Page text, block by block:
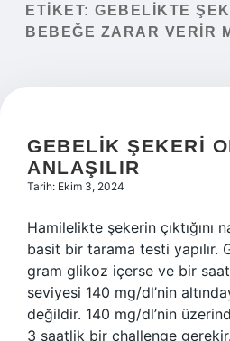
Yasal Uyarı
ETIKET: GEBELIKTE
BEBEĞE ZARAR VERIR
GEBELIK ŞEKERI
ANLAŞILIR
Tarih: Ekim 3, 2024
Hamilelikte şekerin çıktığını
basit bir tarama testi yapılır.
gram glikoz içerse ve bir
seviyesi 140 mg/dl’nin
değildir. 140 mg/dl’nin
3 saatlik bir challenge